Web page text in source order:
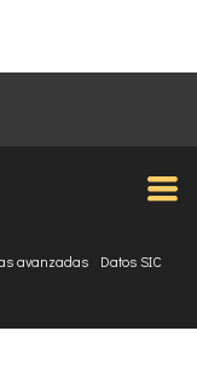
avanzadas Datos SIC